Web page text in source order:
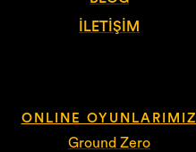
İLETIŞIM
ONLINE OYUNLARIMIZ
Ground Zero